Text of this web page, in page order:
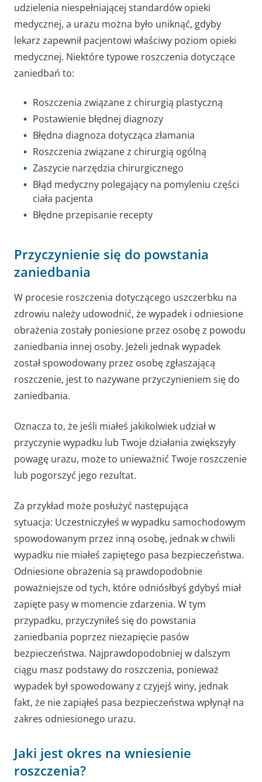
udzielenia niespełniającej standardów opieki
medycznej, a urazu można było uniknąć, gdyby
lekarz zapewnił pacjentowi właściwy poziom opieki
medycznej. Niektóre typowe roszczenia dotyczące
zaniedbań to:
Roszczenia związane z chirurgią plastyczną
Postawienie błędnej diagnozy
Błędna diagnoza dotycząca złamania
Roszczenia związane z chirurgią ogólną
Zaszycie narzędzia chirurgicznego
Błąd medyczny polegający na pomyleniu części
ciała pacjenta
Błędne przepisanie recepty
Przyczynienie się do powstania
zaniedbania
W procesie roszczenia dotyczącego uszczerbku na
zdrowiu należy udowodnić, że wypadek i odniesione
obrażenia zostały poniesione przez osobę z powodu
zaniedbania innej osoby. Jeżeli jednak wypadek
został spowodowany przez osobę zgłaszającą
roszczenie, jest to nazywane przyczynieniem się do
zaniedbania.
Oznacza to, że jeśli miałeś jakikolwiek udział w
przyczynie wypadku lub Twoje działania zwiększyły
powagę urazu, może to unieważnić Twoje roszczenie
lub pogorszyć jego rezultat.
Za przykład może posłużyć następująca
sytuacja: Uczestniczyłeś w wypadku samochodowym
spowodowanym przez inną osobę, jednak w chwili
wypadku nie miałeś zapiętego pasa bezpieczeństwa.
Odniesione obrażenia są prawdopodobnie
poważniejsze od tych, które odniósłbyś gdybyś miał
zapięte pasy w momencie zdarzenia. W tym
przypadku, przyczyniłeś się do powstania
zaniedbania poprzez niezapięcie pasów
bezpieczeństwa. Najprawdopodobniej w dalszym
ciągu masz podstawy do roszczenia, ponieważ
wypadek był spowodowany z czyjejś winy, jednak
fakt, że nie zapiąłeś pasa bezpieczeństwa wpłynął na
zakres odniesionego urazu.
Jaki jest okres na wniesienie
roszczenia?